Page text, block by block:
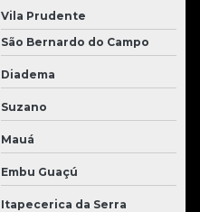
Vila Prudente
São Bernardo do Campo
Diadema
Suzano
Mauá
Embu Guaçú
Itapecerica da Serra